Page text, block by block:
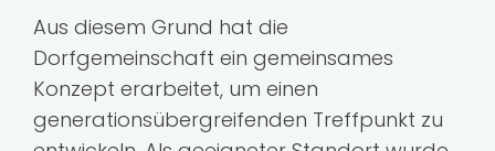
Aus diesem Grund hat die
Dorfgemeinschaft ein gemeinsames
Konzept erarbeitet, um einen
generationsübergreifenden Treffpunkt zu